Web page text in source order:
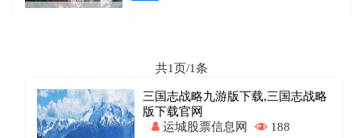
共1页/1条
三国志战略九游版下载,三国志战略
版下载官网
运城股票信息网
188